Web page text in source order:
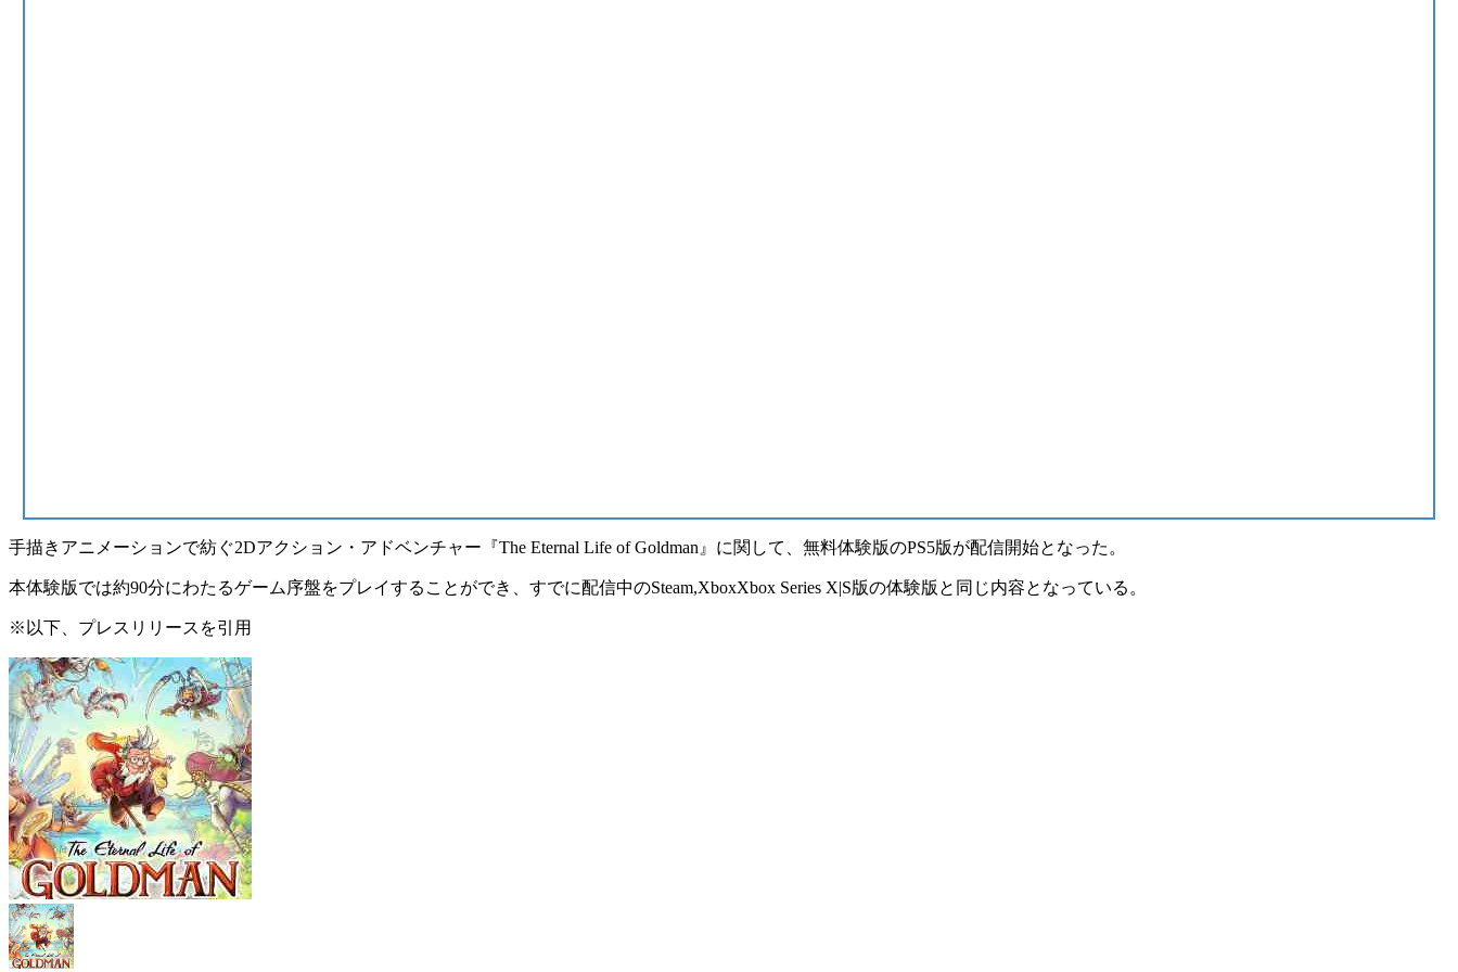
手描きアニメーションで紡ぐ2Dアクション・アドベンチャー『The Eternal Life of Goldman』に関して、 無料体験版のPS5版が配信開始となった。
本体験版では約90分にわたるゲーム序盤をプレイすることができ、すでに配信中のSteam,XboxXbox Series X|S版の体験版と同じ内容となっている。
※以下、プレスリリースを引用